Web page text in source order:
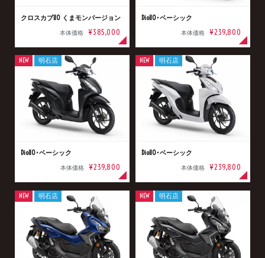
クロスカブ110 くまモンバージョン
本体価格 ¥385,000
Dio110･ベーシック
本体価格 ¥239,800
Dio110･ベーシック
本体価格 ¥239,800
NEW 明石店
Dio110･ベーシック
本体価格 ¥239,800
NEW 明石店
NEW 明石店 NEW 明石店